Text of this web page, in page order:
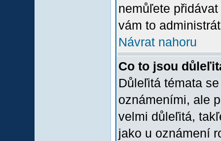
nemůľete
vám to
Návrat nahoru
Co to jsou
Důleľitá témata
oznámeními, ale
velmi důleľitá,
jako u oznámení